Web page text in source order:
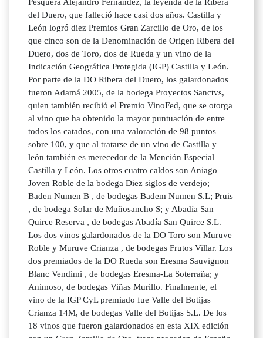
Pesquera Alejandro Fernández, la leyenda de la Ribera
del Duero, que falleció hace casi dos años. Castilla y
León logró diez Premios Gran Zarcillo de Oro, de los
que cinco son de la Denominación de Origen Ribera del
Duero, dos de Toro, dos de Rueda y un vino de la
Indicación Geográfica Protegida (IGP) Castilla y León.
Por parte de la DO Ribera del Duero, los galardonados
fueron Adamá 2005, de la bodega Proyectos Sanctvs,
quien también recibió el Premio VinoFed, que se otorga
al vino que ha obtenido la mayor puntuación de entre
todos los catados, con una valoración de 98 puntos
sobre 100, y que al tratarse de un vino de Castilla y
león también es merecedor de la Mención Especial
Castilla y León. Los otros cuatro caldos son Aniago
Joven Roble de la bodega Diez siglos de verdejo;
Baden Numen B , de bodegas Badem Numen S.L; Pruis
, de bodega Solar de Muñosancho S; y Abadía San
Quirce Reserva , de bodegas Abadía San Quirce S.L.
Los dos vinos galardonados de la DO Toro son Muruve
Roble y Muruve Crianza , de bodegas Frutos Villar. Los
dos premiados de la DO Rueda son Eresma Sauvignon
Blanc Vendimi , de bodegas Eresma-La Soterraña; y
Animoso, de bodegas Viñas Murillo. Finalmente, el
vino de la IGP CyL premiado fue Valle del Botijas
Crianza 14M, de bodegas Valle del Botijas S.L. De los
18 vinos que fueron galardonados en esta XIX edición